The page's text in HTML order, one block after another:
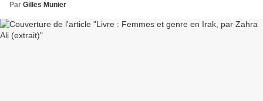
Par Gilles Munier